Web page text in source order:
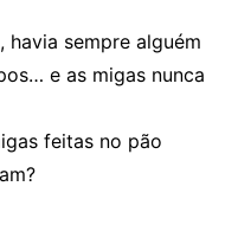
havia sempre alguém
e as migas nunca
feitas no pão